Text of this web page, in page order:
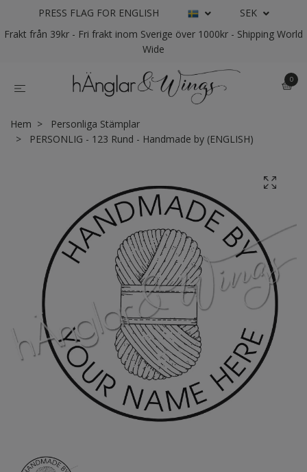
PRESS FLAG FOR ENGLISH
SEK
Frakt från 39kr - Fri frakt inom Sverige över 1000kr - Shipping World
Wide
0
Hem
Personliga Stämplar
PERSONLIG - 123 Rund - Handmade by (ENGLISH)